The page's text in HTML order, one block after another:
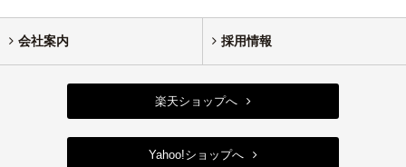
会社案内 採用情報
楽天ショップへ
Yahoo!ショップへ